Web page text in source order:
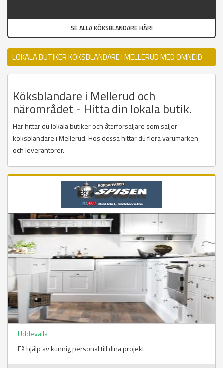
SE ALLA KÖKSBLANDARE HÄR!
LOKALA BUTIKER KÖKSBLANDARE I MELLERUD MED OMNEJD
Köksblandare i Mellerud och
närområdet - Hitta din lokala butik.
Här hittar du lokala butiker och återförsäljare som säljer
köksblandare i Mellerud. Hos dessa hittar du flera varumärken
och leverantörer.
Uddevalla
Få hjälp av kunnig personal till dina projekt